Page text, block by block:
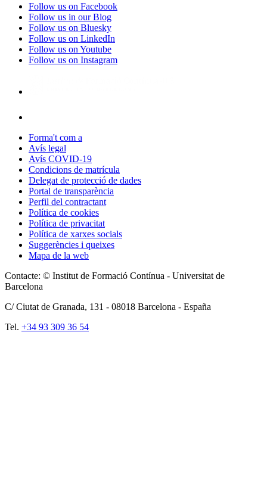
Follow us on Facebook
Follow us in our Blog
Follow us on Bluesky
Follow us on LinkedIn
Follow us on Youtube
Follow us on Instagram
Forma't com a
Avís legal
Avís COVID-19
Condicions de matrícula
Delegat de protecció de dades
Portal de transparència
Perfil del contractant
Política de cookies
Política de privacitat
Política de xarxes socials
Suggerències i queixes
Mapa de la web
Contacte: © Institut de Formació Contínua - Universitat de
Barcelona
C/ Ciutat de Granada, 131 - 08018 Barcelona - España
Tel. +34 93 309 36 54